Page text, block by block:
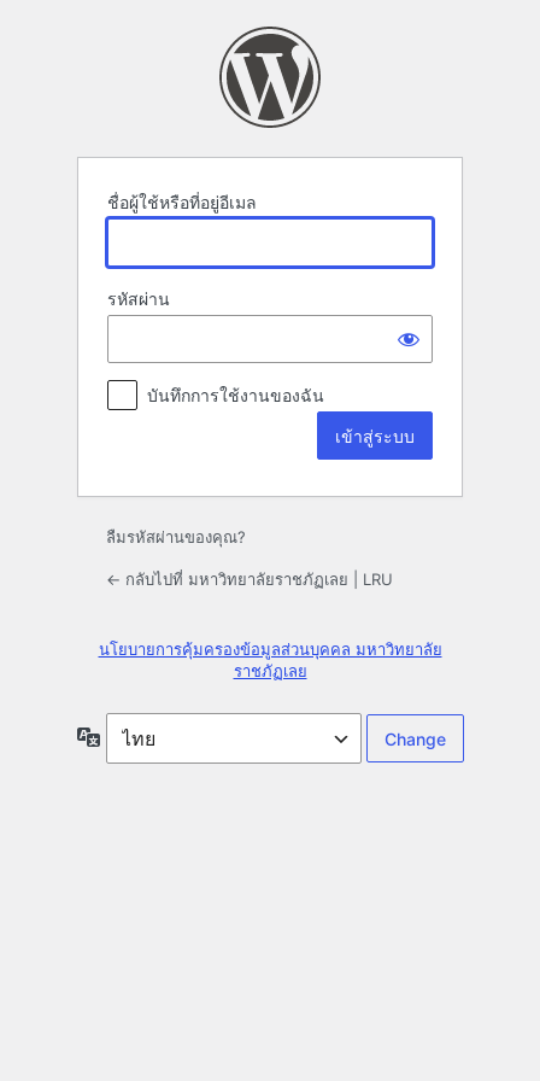
ชื่อผู้ใช้หรือที่อยู่อีเมล
รหัสผ่าน
บันทึกการใช้งานของฉัน
ลืมรหัสผ่านของคุณ?
← กลับไปที่ มหาวิทยาลัยราชภัฏเลย | LRU
นโยบายการคุ้มครองข้อมูลส่วนบุคคล มหาวิทยาลัย
ราชภัฏเลย
ภาษา